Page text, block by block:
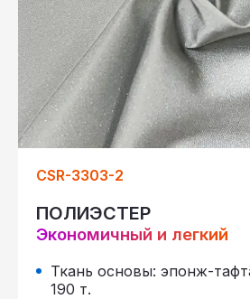
CSR-3303-2
ПОЛИЭСТЕР
Экономичный и легкий
Ткань основы: эпонж-
190 т.